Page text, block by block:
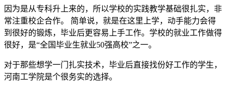
因为是从专科升上来的，所以学校的实践教学基础很扎实，非
常注重校企合作。 简单说，就是在这里上学，动手能力会得
到很好的锻炼，毕业后更容易上手工作。学校的就业工作做得
很好，是“全国毕业生就业50强高校”之一。
对于那些想学一门扎实技术，毕业后直接找份好工作的学生，
河南工学院是个很务实的选择。